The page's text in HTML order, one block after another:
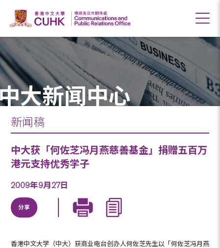
大新闻中心
新闻稿
中大获「何佐芝冯月燕慈善基金」捐赠五百万
港元支持优秀学子
2009年9月27日
分享
香港中文大学（中大）获商业电台创办人何佐芝先生以「何佐芝冯月燕